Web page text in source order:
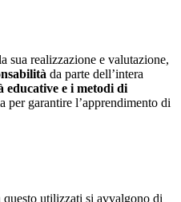
sua realizzazione e valutazione,
da parte dell’intera
educative e i metodi di
per garantire l’apprendimento di
utilizzati si avvalgono di